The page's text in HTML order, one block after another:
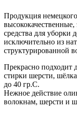
Продукция
средства для уборки
исключительно из
структурированной
Прекрасно подходит
стирки шерсти,
до 40 гр.С.
Нежное действие
волокнам, шерсти и